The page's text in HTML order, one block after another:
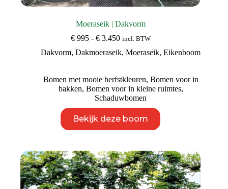
Moeraseik | Dakvorm
€995 - €3.450Prijsklasse:
tot
incl. BTW
Dakvorm,Dakmoeraseik,Moeraseik,Eikenboom
Bomen met mooie herfstkleuren, Bomen voor in
bakken, Bomen voor in kleine ruimtes,
Schaduwbomen
Bekijk deze boom
product
heeft
Deze
optie
kan
gekozen